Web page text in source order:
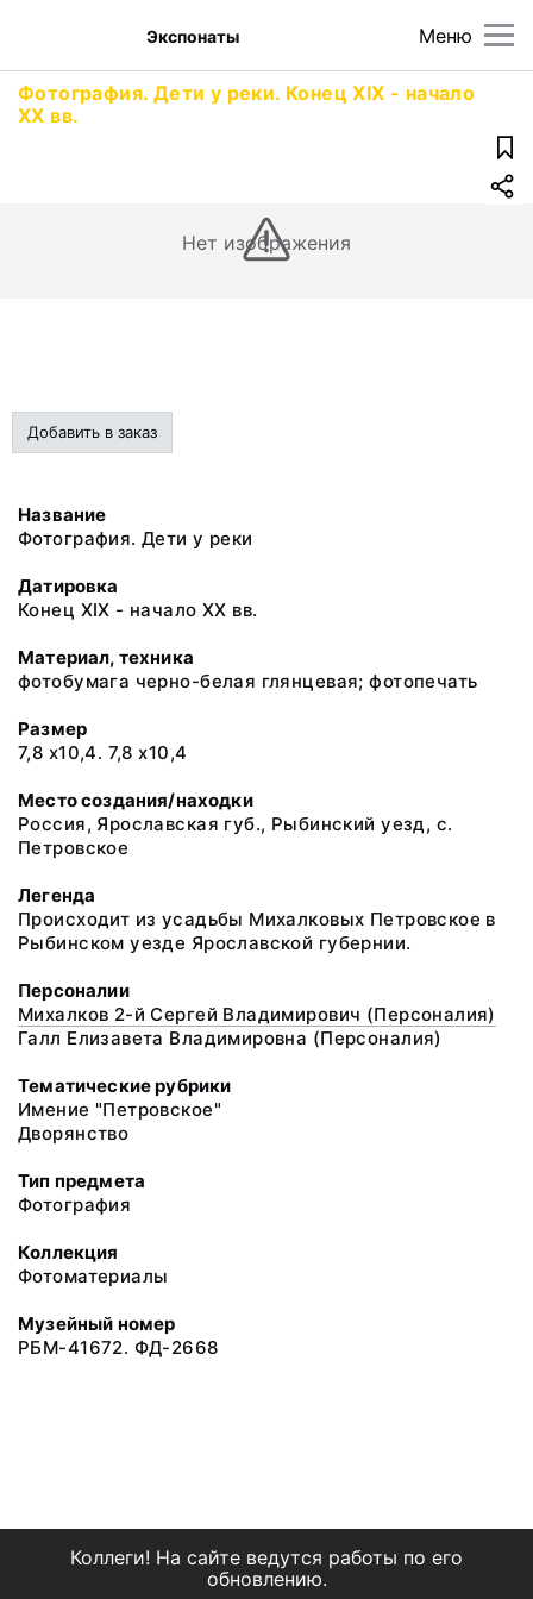
Меню
Экспонаты
Фотография. Дети у реки. Конец XIX - начало
XX вв.
Нет изображения
Добавить в заказ
Название
Фотография. Дети у реки
Датировка
Конец XIX - начало XX вв.
Материал, техника
фотобумага черно-белая глянцевая; фотопечать
Размер
7,8 х10,4. 7,8 х10,4
Место создания/находки
Россия, Ярославская губ., Рыбинский уезд, с.
Петровское
Легенда
Происходит из усадьбы Михалковых Петровское в
Рыбинском уезде Ярославской губернии.
Персоналии
Михалков 2-й Сергей Владимирович (Персоналия)
Галл Елизавета Владимировна (Персоналия)
Тематические рубрики
Имение "Петровское"
Дворянство
Тип предмета
Фотография
Коллекция
Фотоматериалы
Музейный номер
РБМ-41672. ФД-2668
Коллеги! На сайте ведутся работы по его
обновлению.